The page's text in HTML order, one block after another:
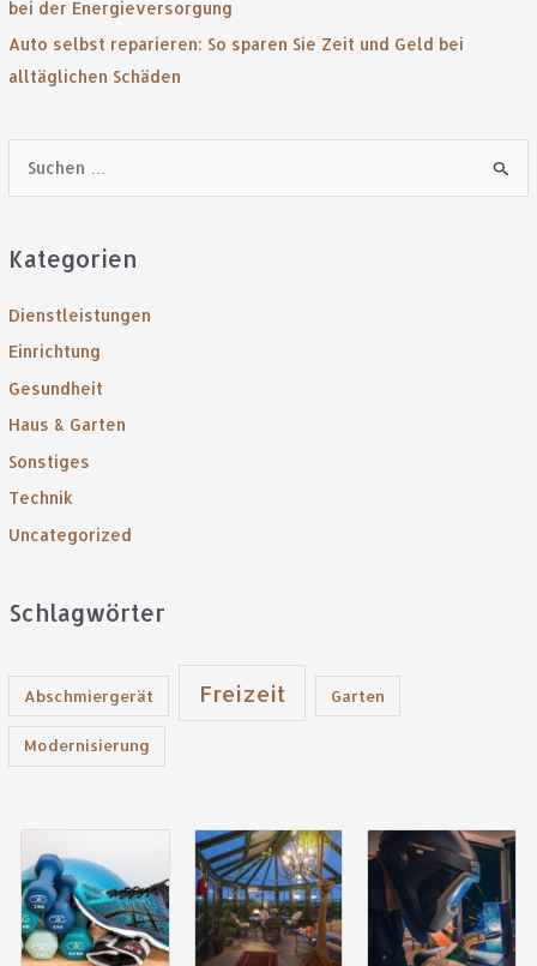
bei der Energieversorgung
Auto selbst reparieren: So sparen Sie Zeit und Geld bei
alltäglichen Schäden
h
a
c
h
:
Kategorien
Dienstleistungen
Einrichtung
Gesundheit
Haus & Garten
Sonstiges
Technik
Uncategorized
Schlagwörter
Abschmiergerät Freizeit Garten
Modernisierung